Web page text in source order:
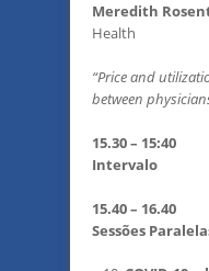
Meredith
Health
“Price and
between
15.30 – 15:40
Intervalo
15.40 – 16.40
Sessões